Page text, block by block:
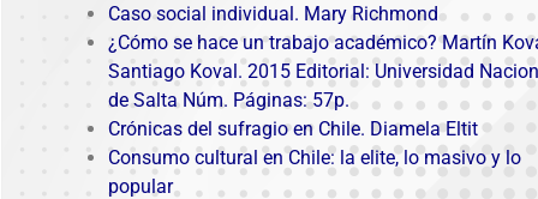
Caso social individual. Mary Richmond
¿Cómo se hace un trabajo académico? Martín
Santiago Koval. 2015 Editorial: Universidad
de Salta Núm. Páginas: 57p.
Crónicas del sufragio en Chile. Diamela Eltit
Consumo cultural en Chile: la elite, lo masivo y lo
popular